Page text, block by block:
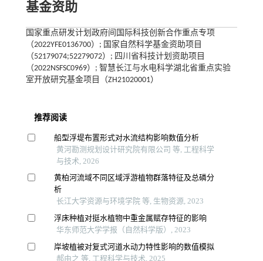
基金资助
国家重点研发计划政府间国际科技创新合作重点专项
（2022YFE0136700）; 国家自然科学基金资助项目
（52179074;52279072）; 四川省科技计划资助项目
（2022NSFSC0969）; 智慧长江与水电科学湖北省重点实验
室开放研究基金项目（ZH21020001）